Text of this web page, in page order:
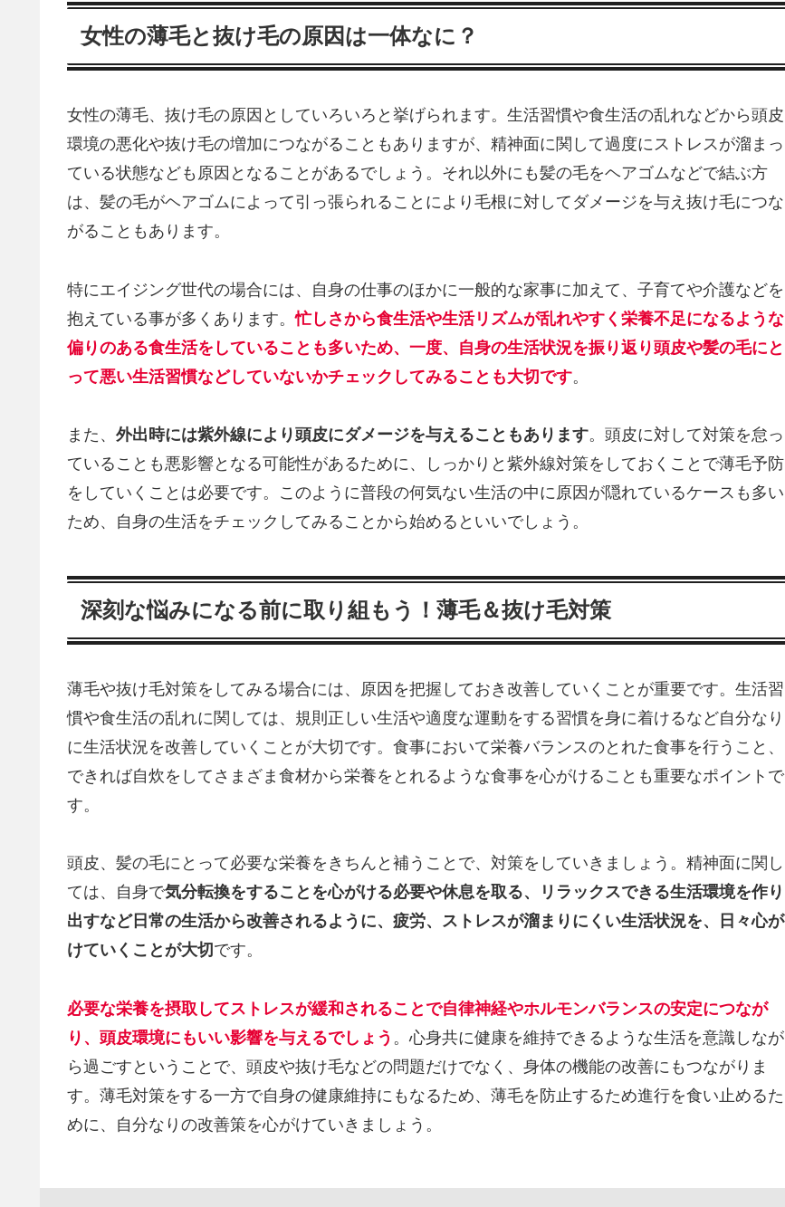
女性の薄毛と抜け毛の原因は一体なに？
女性の薄毛、抜け毛の原因としていろいろと挙げられます。生活習慣や食生活の乱れなどから頭皮
環境の悪化や抜け毛の増加につながることもありますが、精神面に関して過度にストレスが溜まっ
ている状態なども原因となることがあるでしょう。それ以外にも髪の毛をヘアゴムなどで結ぶ方
は、髪の毛がヘアゴムによって引っ張られることにより毛根に対してダメージを与え抜け毛につな
がることもあります。
特にエイジング世代の場合には、自身の仕事のほかに一般的な家事に加えて、子育てや介護などを
抱えている事が多くあります。忙しさから食生活や生活リズムが乱れやすく栄養不足になるような
偏りのある食生活をしていることも多いため、一度、自身の生活状況を振り返り頭皮や髪の毛にと
って悪い生活習慣などしていないかチェックしてみることも大切です。
また、 外出時には紫外線により頭皮にダメージを与えることもあります。頭皮に対して対策を怠っ
ていることも悪影響となる可能性があるために、しっかりと紫外線対策をしておくことで薄毛予防
をしていくことは必要です。このように普段の何気ない生活の中に原因が隠れているケースも多い
ため、自身の生活をチェックしてみることから始めるといいでしょう。
深刻な悩みになる前に取り組もう！薄毛＆抜け毛対策
薄毛や抜け毛対策をしてみる場合には、原因を把握しておき改善していくことが重要です。生活習
慣や食生活の乱れに関しては、規則正しい生活や適度な運動をする習慣を身に着けるなど自分なり
に生活状況を改善していくことが大切です。食事において栄養バランスのとれた食事を行うこと、
できれば自炊をしてさまざま食材から栄養をとれるような食事を心がけることも重要なポイントで
す。
頭皮、髪の毛にとって必要な栄養をきちんと補うことで、対策をしていきましょう。精神面に関し
ては、自身で気分転換をすることを心がける必要や休息を取る、リラックスできる生活環境を作り
出すなど日常の生活から改善されるように、疲労、ストレスが溜まりにくい生活状況を、日々心が
けていくことが大切 です。
必要な栄養を摂取してストレスが緩和されることで自律神経やホルモンバランスの安定につなが
り、頭皮環境にもいい影響を与えるでしょう 。心身共に健康を維持できるような生活を意識しなが
ら過ごすということで、頭皮や抜け毛などの問題だけでなく、身体の機能の改善にもつながりま
す。薄毛対策をする一方で自身の健康維持にもなるため、薄毛を防止するため進行を食い止めるた
めに、自分なりの改善策を心がけていきましょう。